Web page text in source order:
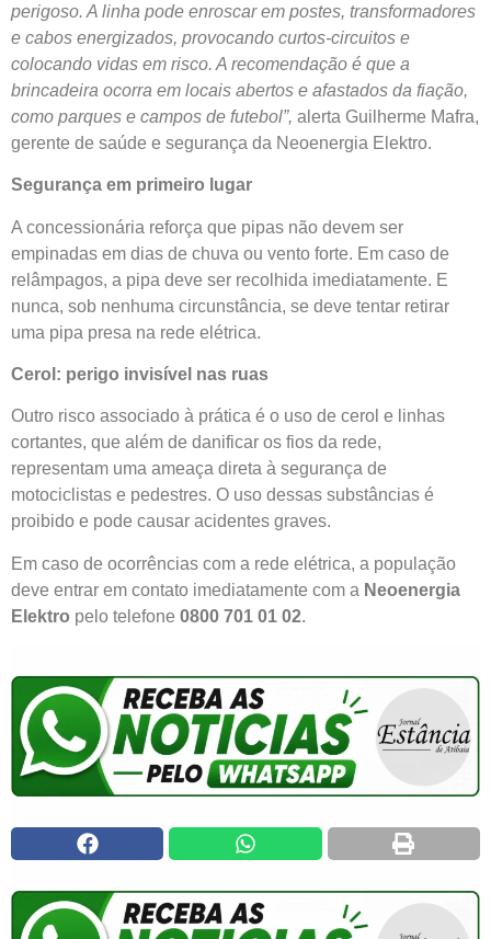
perigoso. A linha pode enroscar em postes, transformadores
e cabos energizados, provocando curtos-circuitos e
colocando vidas em risco. A recomendação é que a
brincadeira ocorra em locais abertos e afastados da fiação,
como parques e campos de futebol”, alerta Guilherme Mafra,
gerente de saúde e segurança da Neoenergia Elektro.
Segurança em primeiro lugar
A concessionária reforça que pipas não devem ser
empinadas em dias de chuva ou vento forte. Em caso de
relâmpagos, a pipa deve ser recolhida imediatamente. E
nunca, sob nenhuma circunstância, se deve tentar retirar
uma pipa presa na rede elétrica.
Cerol: perigo invisível nas ruas
Outro risco associado à prática é o uso de cerol e linhas
cortantes, que além de danificar os fios da rede,
representam uma ameaça direta à segurança de
motociclistas e pedestres. O uso dessas substâncias é
proibido e pode causar acidentes graves.
Em caso de ocorrências com a rede elétrica, a população
deve entrar em contato imediatamente com a Neoenergia
Elektro pelo telefone 0800 701 01 02.